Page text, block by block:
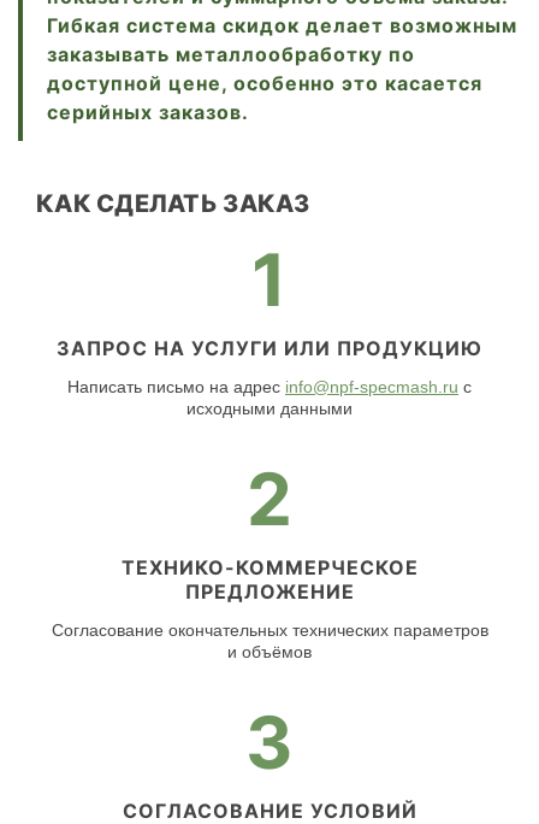
Гибкая система скидок делает возможным
заказывать металлообработку по
доступной цене, особенно это касается
серийных заказов.
КАК СДЕЛАТЬ ЗАКАЗ
1
ЗАПРОС НА УСЛУГИ ИЛИ ПРОДУКЦИЮ
Написать письмо на адрес info@npf-specmash.ru с
исходными данными
2
ТЕХНИКО-КОММЕРЧЕСКОЕ
ПРЕДЛОЖЕНИЕ
Согласование окончательных технических параметров
и объёмов
3
СОГЛАСОВАНИЕ УСЛОВИЙ